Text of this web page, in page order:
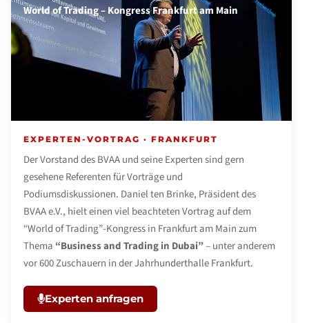
World of Trading – Kongress Frankfurt am Main
EXPERTEN-VORTRAG · FRANKFURT
Der Vorstand des BVAA und seine Experten sind gern
gesehene Referenten für Vorträge und
Podiumsdiskussionen. Daniel ten Brinke, Präsident des
BVAA e.V., hielt einen viel beachteten Vortrag auf dem
“World of Trading”-Kongress in Frankfurt am Main zum
Thema “Business and Trading in Dubai”– unter anderem
vor 600 Zuschauern in der Jahrhunderthalle Frankfurt.
Experten anfragen